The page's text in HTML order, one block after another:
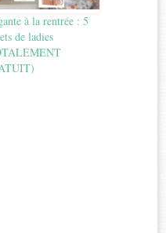
à la rentrée : 5
de ladies